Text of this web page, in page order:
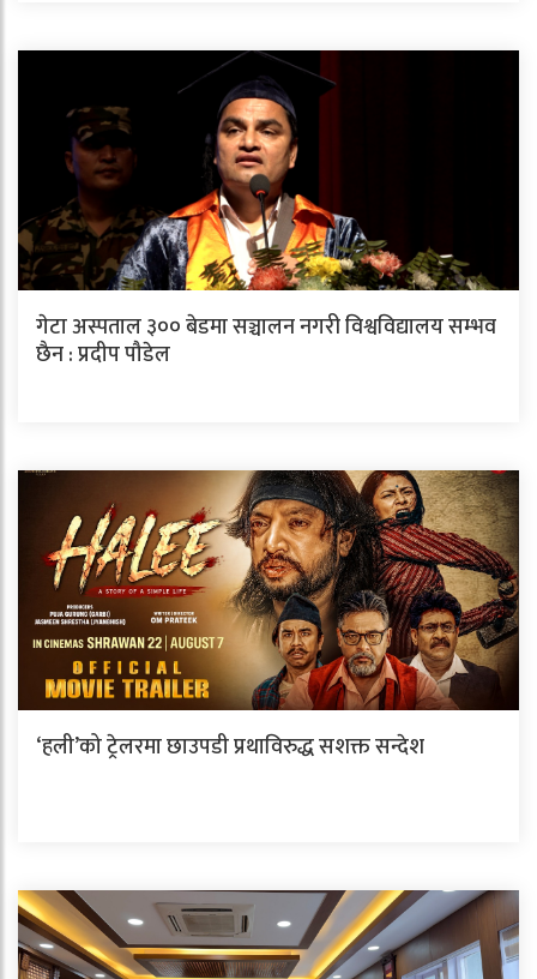
गेटा अस्पताल ३०० बेडमा सञ्चालन नगरी विश्वविद्यालय सम्भव
छैन : प्रदीप पौडेल
‘हली’को ट्रेलरमा छाउपडी प्रथाविरुद्ध सशक्त सन्देश